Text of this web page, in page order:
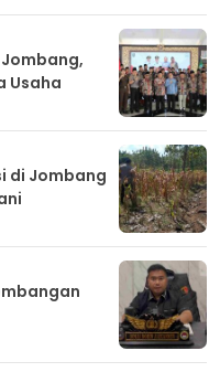
Jombang,
Usaha
di Jombang